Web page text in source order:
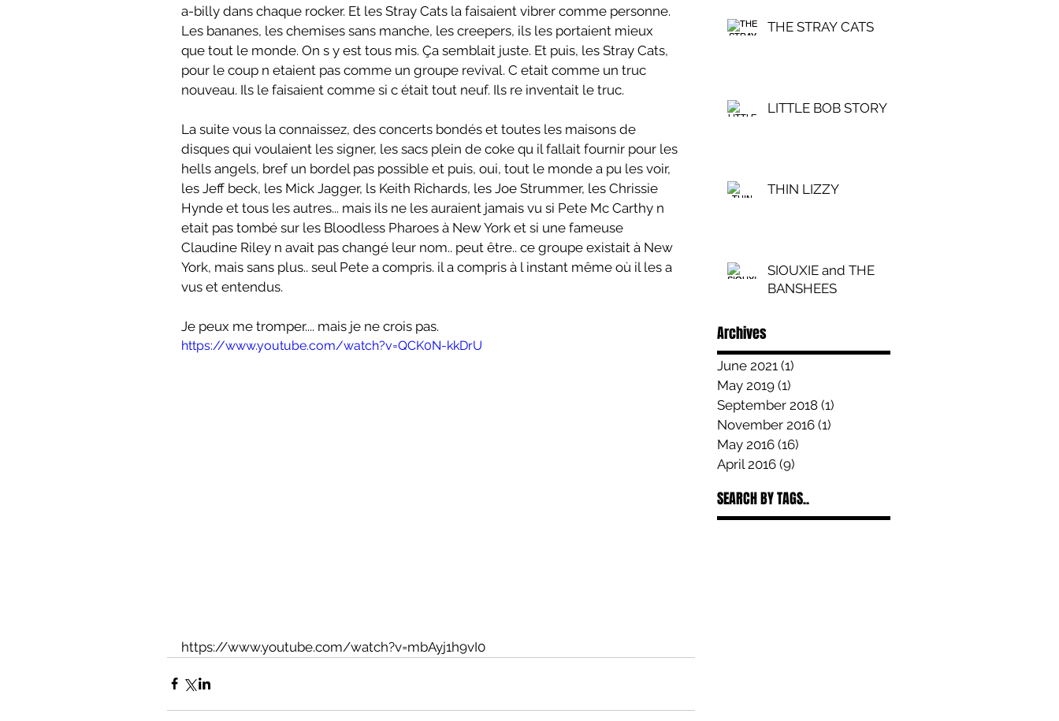
a-billy dans chaque rocker. Et les Stray Cats la faisaient vibrer comme personne.
Les bananes, les chemises sans manche, les creepers, ils les portaient mieux
que tout le monde. On s y est tous mis. Ça semblait juste. Et puis, les Stray Cats,
pour le coup n etaient pas comme un groupe revival. C etait comme un truc
nouveau. Ils le faisaient comme si c était tout neuf. Ils re inventait le truc.
La suite vous la connaissez, des concerts bondés et toutes les maisons de
disques qui voulaient les signer, les sacs plein de coke qu il fallait fournir pour les
hells angels, bref un bordel pas possible et puis, oui, tout le monde a pu les voir,
les Jeff beck, les Mick Jagger, ls Keith Richards, les Joe Strummer, les Chrissie
Hynde et tous les autres... mais ils ne les auraient jamais vu si Pete Mc Carthy n
etait pas tombé sur les Bloodless Pharoes à New York et si une fameuse
Claudine Riley n avait pas changé leur nom.. peut être.. ce groupe existait à New
York, mais sans plus.. seul Pete a compris. il a compris à l instant même où il les a
vus et entendus.
Je peux me tromper.... mais je ne crois pas.
https://www.youtube.com/watch?v=QCK0N-kkDrU
https://www.youtube.com/watch?v=mbAyj1h9vI0
THE STRAY CATS
LITTLE BOB STORY
THIN LIZZY
SIOUXIE and THE
BANSHEES
Archives
June 2021 (1)
May 2019 (1)
September 2018 (1)
November 2016 (1)
May 2016 (16)
April 2016 (9)
SEARCH BY TAGS..